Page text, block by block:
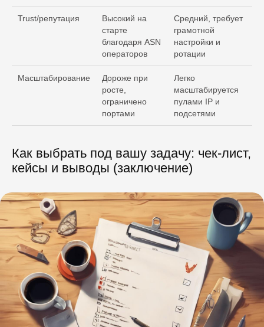
Trust/репутация
Высокий на
старте
благодаря ASN
операторов
Средний, требует
грамотной
настройки и
ротации
Масштабирование
Дороже при
росте,
ограничено
портами
Легко
масштабируется
пулами IP и
подсетями
Как выбрать под вашу задачу: чек‑лист,
кейсы и выводы (заключение)